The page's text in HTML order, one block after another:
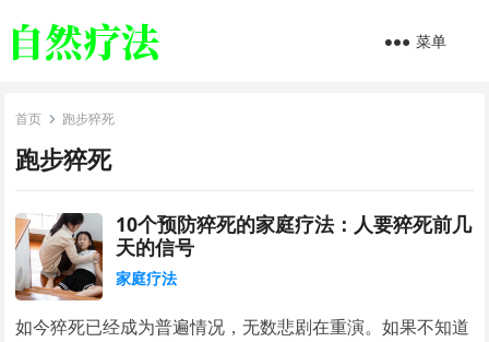
菜单
首页 跑步猝死
跑步猝死
10个预防猝死的家庭疗法：人要猝死前几
天的信号
家庭疗法
如今猝死已经成为普遍情况，无数悲剧在重演。如果不知道